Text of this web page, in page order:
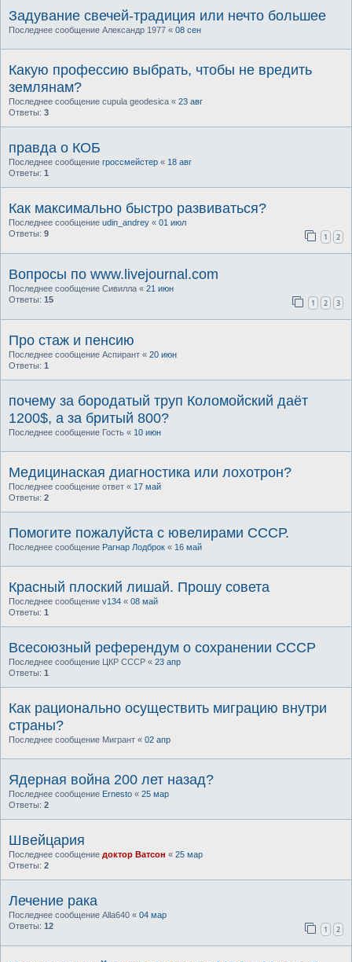
Задувание свечей-традиция или нечто большее
Последнее сообщение Александр 1977 « 08 сен
Какую профессию выбрать, чтобы не вредить
землянам?
Последнее сообщение cupula geodesica « 23 авг
Ответы: 3
правда о КОБ
Последнее сообщение гроссмейстер « 18 авг
Ответы: 1
Как максимально быстро развиваться?
Последнее сообщение udin_andrey « 01 июл
Ответы: 9 1 2
Вопросы по www.livejournal.com
Последнее сообщение Сивилла « 21 июн
Ответы: 15 1 2 3
Про стаж и пенсию
Последнее сообщение Аспирант « 20 июн
Ответы: 1
почему за бородатый труп Коломойский даёт
1200$, а за бритый 800?
Последнее сообщение Гость « 10 июн
Медицинаская диагностика или лохотрон?
Последнее сообщение ответ « 17 май
Ответы: 2
Помогите пожалуйста с ювелирами СССР.
Последнее сообщение Рагнар Лодброк « 16 май
Красный плоский лишай. Прошу совета
Последнее сообщение v134 « 08 май
Ответы: 1
Всесоюзный референдум о сохранении СССР
Последнее сообщение ЦКР СССР « 23 апр
Ответы: 1
Как рационально осуществить миграцию внутри
страны?
Последнее сообщение Мигрант « 02 апр
Ядерная война 200 лет назад?
Последнее сообщение Ernesto « 25 мар
Ответы: 2
Швейцария
Последнее сообщение доктор Ватсон « 25 мар
Ответы: 2
Лечение рака
Последнее сообщение Alla640 « 04 мар
Ответы: 12 1 2